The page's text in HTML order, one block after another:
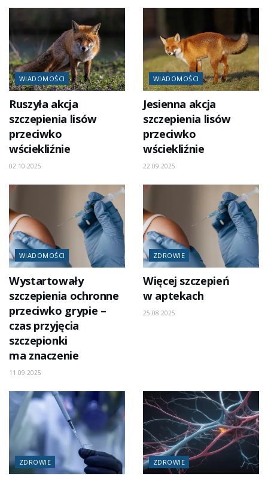
WIADOMOŚCI
Ruszyła akcja
szczepienia lisów
przeciwko
wściekliźnie
02.10.2025
WIADOMOŚCI
Jesienna akcja
szczepienia lisów
przeciwko
wściekliźnie
22.09.2025
WIADOMOŚCI
Wystartowały
szczepienia ochronne
przeciwko grypie –
czas przyjęcia
szczepionki
ma znaczenie
11.09.2025
ZDROWIE
Więcej szczepień
w aptekach
25.08.2025
ZDROWIE ZDROWIE